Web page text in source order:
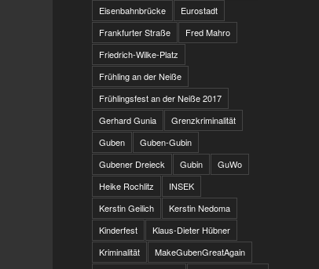
Eisenbahnbrücke
Eurostadt
Frankfurter Straße
Fred Mahro
Friedrich-Wilke-Platz
Frühling an der Neiße
Frühlingsfest an der Neiße 2017
Gerhard Gunia
Grenzkriminalität
Guben
Guben-Gubin
Gubener Dreieck
Gubin
GuWo
Heike Rochlitz
INSEK
Kerstin Geilich
Kerstin Nedoma
Kinderfest
Klaus-Dieter Hübner
Kriminalität
MakeGubenGreatAgain